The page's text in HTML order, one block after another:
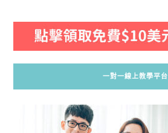
一對一線上教學平台